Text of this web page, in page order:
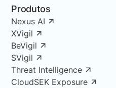
Produtos
Nexus AI
XVigil
BeVigil
SVigil
Threat Intelligence
CloudSEK Exposure